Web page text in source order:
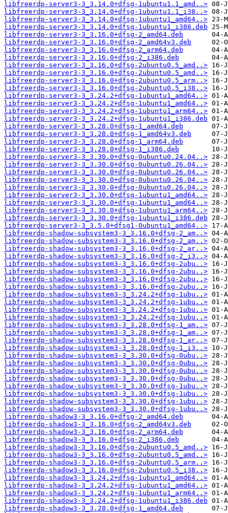
libfreerdp-server3-3_3.14.0+dfsg-1ubuntu1.1_amd..>
libfreerdp-server3-3_3.14.0+dfsg-1ubuntu1.1_i38..>
libfreerdp-server3-3_3.14.0+dfsg-1ubuntu1_amd64..>
libfreerdp-server3-3_3.14.0+dfsg-1ubuntu1_i386.deb
libfreerdp-server3-3_3.16.0+dfsg-2_amd64.deb
libfreerdp-server3-3_3.16.0+dfsg-2_amd64v3.deb
libfreerdp-server3-3_3.16.0+dfsg-2_arm64.deb
libfreerdp-server3-3_3.16.0+dfsg-2_i386.deb
libfreerdp-server3-3_3.16.0+dfsg-2ubuntu0.5_amd..>
libfreerdp-server3-3_3.16.0+dfsg-2ubuntu0.5_amd..>
libfreerdp-server3-3_3.16.0+dfsg-2ubuntu0.5_arm..>
libfreerdp-server3-3_3.16.0+dfsg-2ubuntu0.5_i38..>
libfreerdp-server3-3_3.24.2+dfsg-1ubuntu1_amd64..>
libfreerdp-server3-3_3.24.2+dfsg-1ubuntu1_amd64..>
libfreerdp-server3-3_3.24.2+dfsg-1ubuntu1_arm64..>
libfreerdp-server3-3_3.24.2+dfsg-1ubuntu1_i386.deb
libfreerdp-server3-3_3.28.0+dfsg-1_amd64.deb
libfreerdp-server3-3_3.28.0+dfsg-1_amd64v3.deb
libfreerdp-server3-3_3.28.0+dfsg-1_arm64.deb
libfreerdp-server3-3_3.28.0+dfsg-1_i386.deb
libfreerdp-server3-3_3.30.0+dfsg-0ubuntu0.24.04..>
libfreerdp-server3-3_3.30.0+dfsg-0ubuntu0.26.04..>
libfreerdp-server3-3_3.30.0+dfsg-0ubuntu0.26.04..>
libfreerdp-server3-3_3.30.0+dfsg-0ubuntu0.26.04..>
libfreerdp-server3-3_3.30.0+dfsg-0ubuntu0.26.04..>
libfreerdp-server3-3_3.30.0+dfsg-1ubuntu1_amd64..>
libfreerdp-server3-3_3.30.0+dfsg-1ubuntu1_amd64..>
libfreerdp-server3-3_3.30.0+dfsg-1ubuntu1_arm64..>
libfreerdp-server3-3_3.30.0+dfsg-1ubuntu1_i386.deb
libfreerdp-server3-3_3.5.0+dfsg1-0ubuntu1_amd64..>
libfreerdp-shadow-subsystem3-3_3.16.0+dfsg-2_am..>
libfreerdp-shadow-subsystem3-3_3.16.0+dfsg-2_am..>
libfreerdp-shadow-subsystem3-3_3.16.0+dfsg-2_ar..>
libfreerdp-shadow-subsystem3-3_3.16.0+dfsg-2_i3..>
libfreerdp-shadow-subsystem3-3_3.16.0+dfsg-2ubu..>
libfreerdp-shadow-subsystem3-3_3.16.0+dfsg-2ubu..>
libfreerdp-shadow-subsystem3-3_3.16.0+dfsg-2ubu..>
libfreerdp-shadow-subsystem3-3_3.16.0+dfsg-2ubu..>
libfreerdp-shadow-subsystem3-3_3.24.2+dfsg-1ubu..>
libfreerdp-shadow-subsystem3-3_3.24.2+dfsg-1ubu..>
libfreerdp-shadow-subsystem3-3_3.24.2+dfsg-1ubu..>
libfreerdp-shadow-subsystem3-3_3.24.2+dfsg-1ubu..>
libfreerdp-shadow-subsystem3-3_3.28.0+dfsg-1_am..>
libfreerdp-shadow-subsystem3-3_3.28.0+dfsg-1_am..>
libfreerdp-shadow-subsystem3-3_3.28.0+dfsg-1_ar..>
libfreerdp-shadow-subsystem3-3_3.28.0+dfsg-1_i3..>
libfreerdp-shadow-subsystem3-3_3.30.0+dfsg-0ubu..>
libfreerdp-shadow-subsystem3-3_3.30.0+dfsg-0ubu..>
libfreerdp-shadow-subsystem3-3_3.30.0+dfsg-0ubu..>
libfreerdp-shadow-subsystem3-3_3.30.0+dfsg-0ubu..>
libfreerdp-shadow-subsystem3-3_3.30.0+dfsg-1ubu..>
libfreerdp-shadow-subsystem3-3_3.30.0+dfsg-1ubu..>
libfreerdp-shadow-subsystem3-3_3.30.0+dfsg-1ubu..>
libfreerdp-shadow-subsystem3-3_3.30.0+dfsg-1ubu..>
libfreerdp-shadow3-3_3.16.0+dfsg-2_amd64.deb
libfreerdp-shadow3-3_3.16.0+dfsg-2_amd64v3.deb
libfreerdp-shadow3-3_3.16.0+dfsg-2_arm64.deb
libfreerdp-shadow3-3_3.16.0+dfsg-2_i386.deb
libfreerdp-shadow3-3_3.16.0+dfsg-2ubuntu0.5_amd..>
libfreerdp-shadow3-3_3.16.0+dfsg-2ubuntu0.5_amd..>
libfreerdp-shadow3-3_3.16.0+dfsg-2ubuntu0.5_arm..>
libfreerdp-shadow3-3_3.16.0+dfsg-2ubuntu0.5_i38..>
libfreerdp-shadow3-3_3.24.2+dfsg-1ubuntu1_amd64..>
libfreerdp-shadow3-3_3.24.2+dfsg-1ubuntu1_amd64..>
libfreerdp-shadow3-3_3.24.2+dfsg-1ubuntu1_arm64..>
libfreerdp-shadow3-3_3.24.2+dfsg-1ubuntu1_i386.deb
libfreerdp-shadow3-3_3.28.0+dfsg-1_amd64.deb